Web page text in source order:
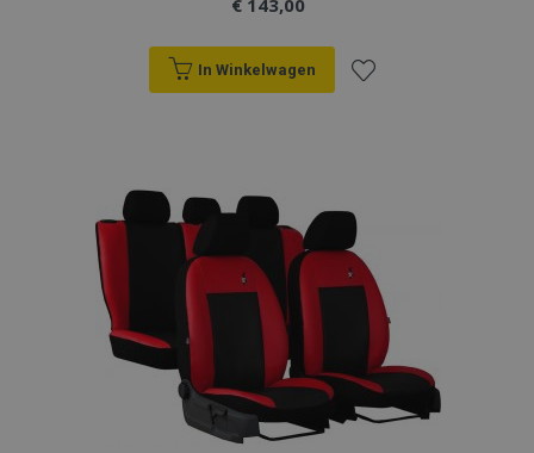
€ 143,00
In Winkelwagen
aan
verlanglijst